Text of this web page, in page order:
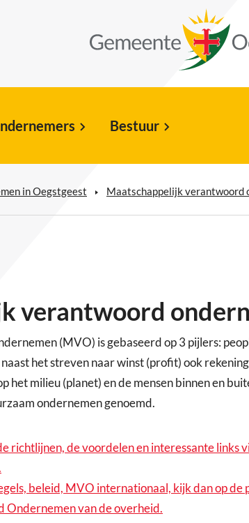
Bestuur
in Oegstgeest Maatschappelijk verantwoord
verantwoord
(MVO) is gebaseerd op 3 pijlers:
het streven naar winst (profit) ook
het milieu (planet) en de mensen binnen en
ondernemen genoemd.
richtlijnen, de voordelen en interessante links
beleid, MVO internationaal, kijk dan op de
van de overheid.